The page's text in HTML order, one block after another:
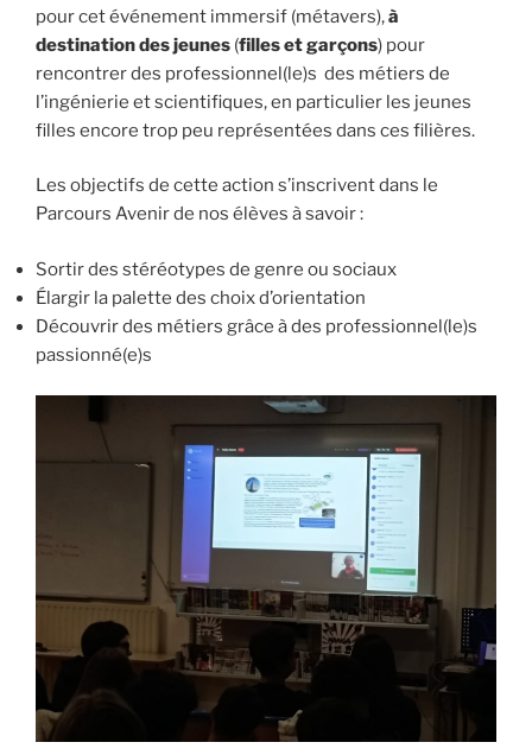
pour cet événement immersif (métavers),à
destination des jeunes (filles et garçons) pour
rencontrer des professionnel(le)s des métiers de
l’ingénierie et scientifiques, en particulier les jeunes
filles encore trop peu représentées dans ces filières.
Les objectifs de cette action s’inscrivent dans le
Parcours Avenir de nos élèves à savoir :
Sortir des stéréotypes de genre ou sociaux
Élargir la palette des choix d’orientation
Découvrir des métiers grâce à des professionnel(le)s
passionné(e)s